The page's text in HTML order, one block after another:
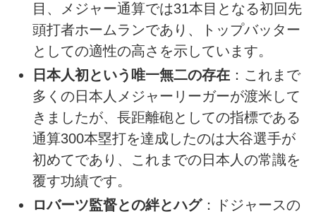
目、メジャー通算では31本目となる初回先
頭打者ホームランであり、トップバッター
としての適性の高さを示しています。
日本人初という唯一無二の存在 ：これまで
多くの日本人メジャーリーガーが渡米して
きましたが、長距離砲としての指標である
通算300本塁打を達成したのは大谷選手が
初めてであり、これまでの日本人の常識を
覆す功績です。
ロバーツ監督との絆とハグ：ドジャースの